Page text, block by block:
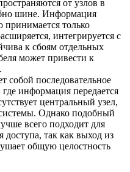
от узлов в
шине. Информация
принимается только
интегрируется с
к сбоям отдельных
может привести к
собой последовательное
информация передается
центральный узел,
Однако подобный
всего подходит для
доступа, так как выход из
общую целостность